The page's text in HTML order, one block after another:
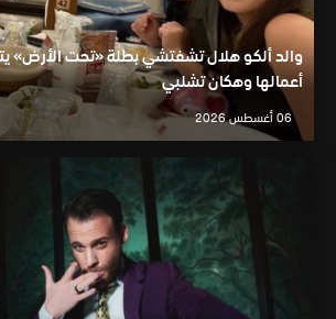
والد ألكو هلال تشفتشي بطلة «تحت الأرض»
أعمالها وهكان تشلبي
06 أغسطس 2026